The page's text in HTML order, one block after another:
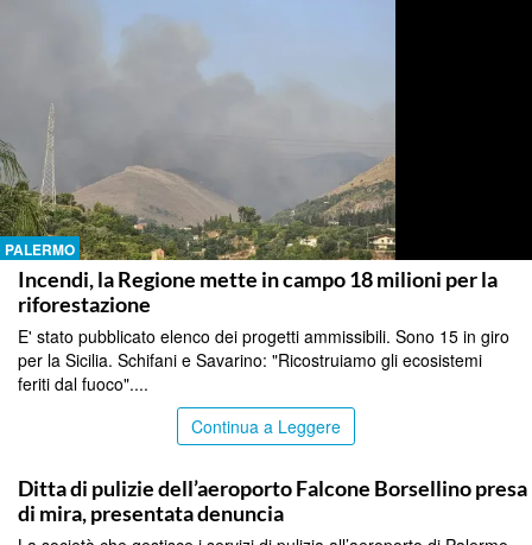
PALERMO
Incendi, la Regione mette in campo 18 milioni per la
riforestazione
E' stato pubblicato elenco dei progetti ammissibili. Sono 15 in giro
per la Sicilia. Schifani e Savarino: "Ricostruiamo gli ecosistemi
feriti dal fuoco"....
Continua a Leggere
Ditta di pulizie dell’aeroporto Falcone Borsellino presa
di mira, presentata denuncia